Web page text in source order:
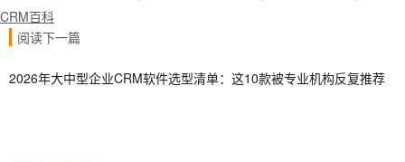
CRM百科
阅读下一篇
2026年大中型企业CRM软件选型清单：这10款被专业机构反复推荐